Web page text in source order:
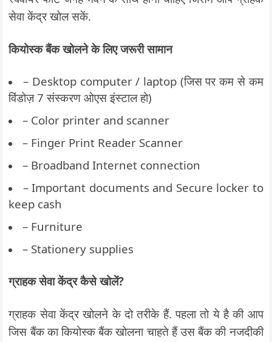
सेवा केंद्र खोल सकें.
कियोस्क बैंक खोलने के लिए जरूरी सामान
– Desktop computer / laptop (जिस पर कम से कम
विंडोज़ 7 संस्करण ओएस इंस्टाल हो)
– Color printer and scanner
– Finger Print Reader Scanner
– Broadband Internet connection
– Important documents and Secure locker to
keep cash
– Furniture
– Stationery supplies
ग्राहक सेवा केंद्र कैसे खोलें?
ग्राहक सेवा केंद्र खोलने के दो तरीके हैं. पहला तो ये है की आप
जिस बैंक का कियोस्क बैंक खोलना चाहते हैं उस बैंक की नजदीकी